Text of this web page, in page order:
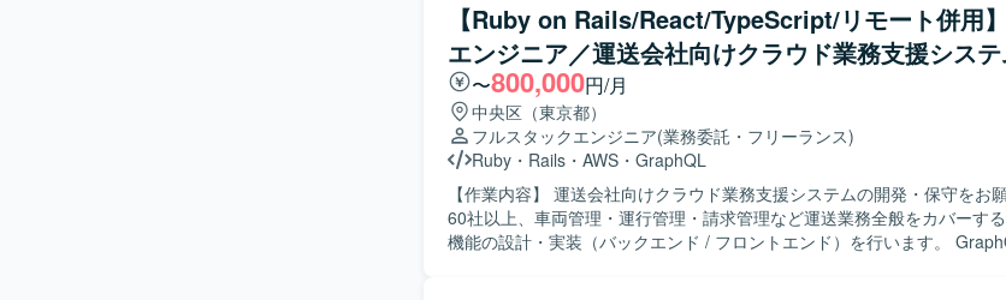
【Ruby on Rails/React/TypeScript/リモート併用
エンジニア／運送会社向けクラウド業務支援シス
〜800,000円/月
中央区（東京都）
フルスタックエンジニア(業務委託・フリーランス)
Ruby ・ Rails ・ AWS ・ GraphQL
【作業内容】 運送会社向けクラウド業務支援システムの開発・保守をお
60社以上、車両管理・運行管理・請求管理など運送業務全般をカバーす
機能の設計・実装（バックエンド / フロントエンド）を行います。